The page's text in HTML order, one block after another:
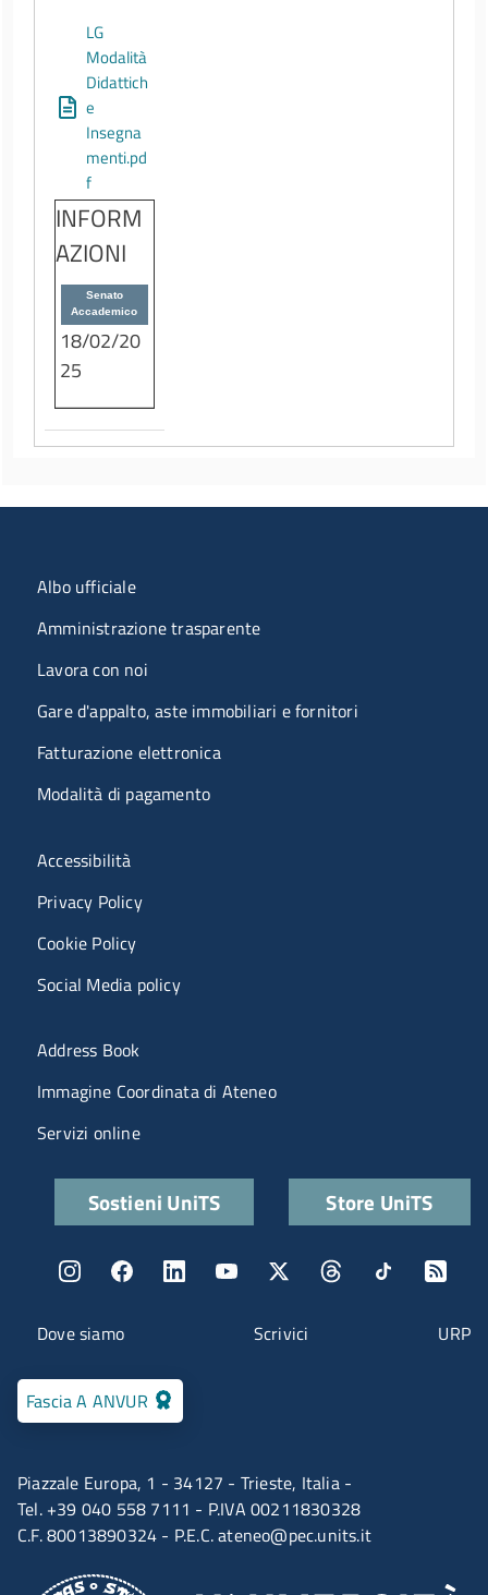
LG
Modalità
Didattich
e
Insegna
menti.pd
f
INFORM
AZIONI
Senato
Accademico
18/02/20
25
Piazzale Europa, 1 - 34127 - Trieste, Italia -
Tel. +39 040 558 7111 - P.IVA 00211830328
C.F. 80013890324 - P.E.C.ateneo@pec.units.it
Fascia A ANVUR
Menu contatti
Dove siamo Scrivici URP
Menu organizzazione
Albo ufficiale
Amministrazione trasparente
Lavora con noi
Gare d'appalto, aste immobiliari e fornitori
Fatturazione elettronica
Modalità di pagamento
Menù riferimenti
Accessibilità
Privacy Policy
Cookie Policy
Social Media policy
Menu portale
Address Book
Immagine Coordinata di Ateneo
Servizi online
Quick linksSostieni UniTS Store UniTS
Menu social